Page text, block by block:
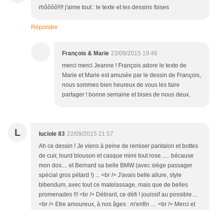
rhôôôô!!!! j'aime tout : le texte et les dessins !bises
Répondre
François & Marie 23/09/2015 19:46
merci merci Jeanne ! François adore le texte de
Marie et Marie est amusée par le dessin de François,
nous sommes bien heureux de vous les faire
partager ! bonne semaine et bises de nous deux.
L luciole 83 22/09/2015 21:57
Ah ce dessin ! Je viens à peine de remiser pantalon et bottes
de cuir, lourd blouson et casque mimi tout rose...... bécause
mon dos.... et Bernard sa belle BMW (avec siège passager
spécial gros pétard !) ... <br /> J'avais belle allure, style
bibendum, avec tout ce matelassage, mais que de belles
promenades !!! <br /> Délirant, ce défi ! jouissif au possible....
<br /> Etre amoureux, à nos âges : m'enfin .... <br /> Merci et